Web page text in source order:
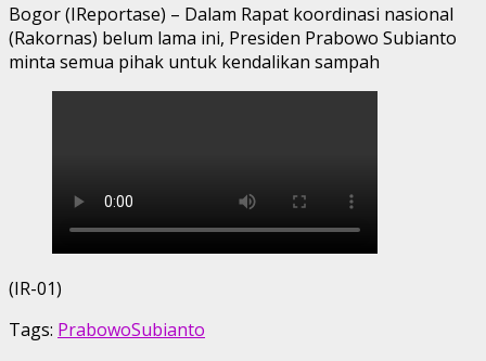
Bogor (IReportase) – Dalam Rapat koordinasi nasional
(Rakornas) belum lama ini, Presiden Prabowo Subianto
minta semua pihak untuk kendalikan sampah
(IR-01)
Tags: PrabowoSubianto